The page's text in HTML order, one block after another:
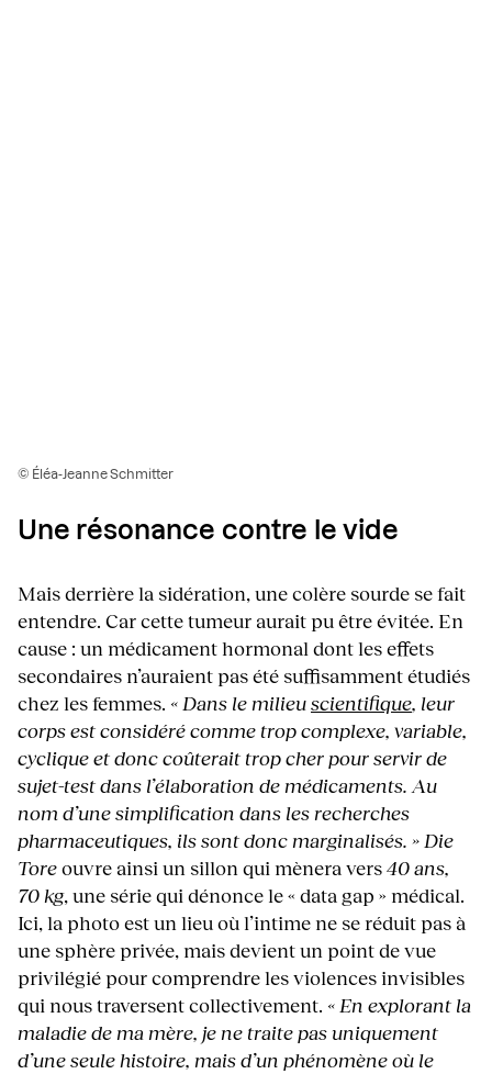
© Éléa-Jeanne Schmitter
Une résonance contre le vide
Mais derrière la sidération, une colère sourde se fait
entendre. Car cette tumeur aurait pu être évitée. En
cause : un médicament hormonal dont les effets
secondaires n’auraient pas été suffisamment étudiés
chez les femmes. « Dans le milieuscientifique, leur
corps est considéré comme trop complexe, variable,
cyclique et donc coûterait trop cher pour servir de
sujet-test dans l’élaboration de médicaments. Au
nom d’une simplification dans les recherches
pharmaceutiques, ils sont donc marginalisés. » Die
Toreouvre ainsi un sillon qui mènera vers40 ans,
70 kg, une série qui dénonce le « data gap » médical.
Ici, la photo est un lieu où l’intime ne se réduit pas à
une sphère privée, mais devient un point de vue
privilégié pour comprendre les violences invisibles
qui nous traversent collectivement. « En explorant la
maladie de ma mère, je ne traite pas uniquement
d’une seule histoire, mais d’un phénomène où le